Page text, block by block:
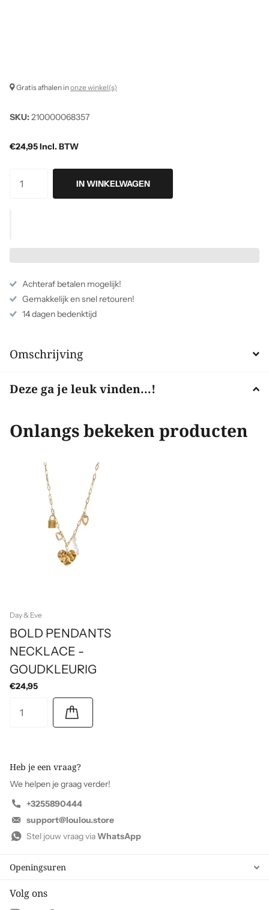
Gratis afhalen inonze winkel(s)
SKU:210000068357
€24,95 Incl. BTW
IN WINKELWAGEN
Achteraf betalen mogelijk!
Gemakkelijk en snel retouren!
14 dagen bedenktijd
Omschrijving
Deze ga je leuk vinden...!
Onlangs bekeken producten
Day & Eve
BOLD PENDANTS
NECKLACE -
GOUDKLEURIG
€24,95
Heb je een vraag?
We helpen je graag verder!
+3255890444
support@loulou.store
Stel jouw vraag viaWhatsApp
Openingsuren
Volg ons